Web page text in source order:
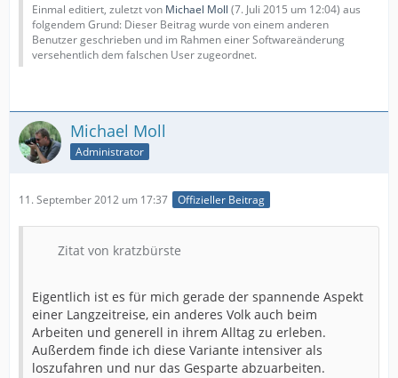
Einmal editiert, zuletzt von Michael Moll (7. Juli 2015 um 12:04) aus
folgendem Grund: Dieser Beitrag wurde von einem anderen
Benutzer geschrieben und im Rahmen einer Softwareänderung
versehentlich dem falschen User zugeordnet.
Michael Moll
Administrator
11. September 2012 um 17:37 Offizieller Beitrag
Zitat von kratzbürste
Eigentlich ist es für mich gerade der spannende Aspekt
einer Langzeitreise, ein anderes Volk auch beim
Arbeiten und generell in ihrem Alltag zu erleben.
Außerdem finde ich diese Variante intensiver als
loszufahren und nur das Gesparte abzuarbeiten.